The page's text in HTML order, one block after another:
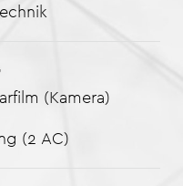
(Kamera)
(2 AC)